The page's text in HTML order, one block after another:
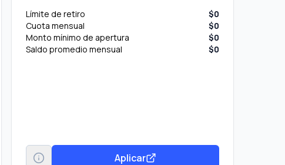
Límite de retiro
$0
Cuota mensual
$0
Monto mínimo de apertura
$0
Saldo promedio mensual
$0
Aplicar